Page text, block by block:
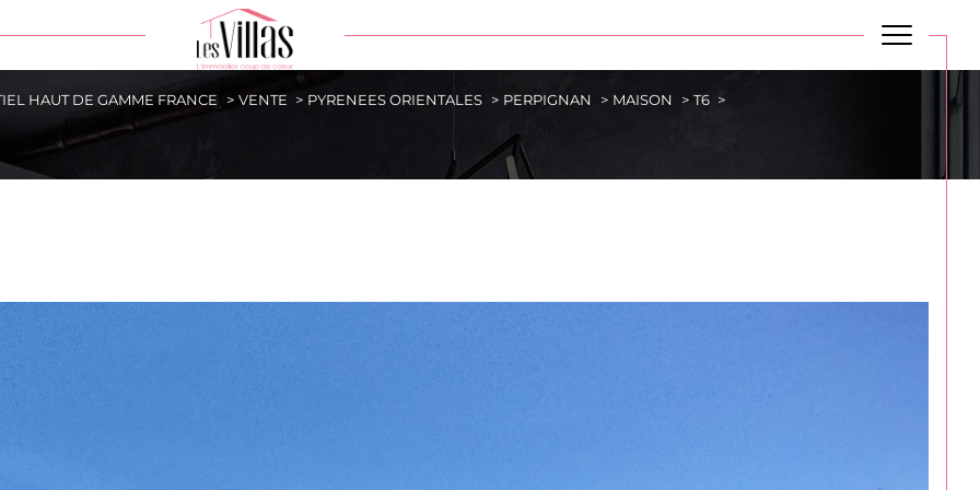
BIEN
HAUT DE GAMME FRANCE VENTE PYRENEES ORIENTALES PERPIGNAN MAISON
T6